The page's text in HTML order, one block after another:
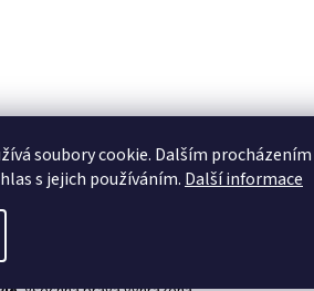
soubory cookie. Dalším
s jejich používáním. Další informace